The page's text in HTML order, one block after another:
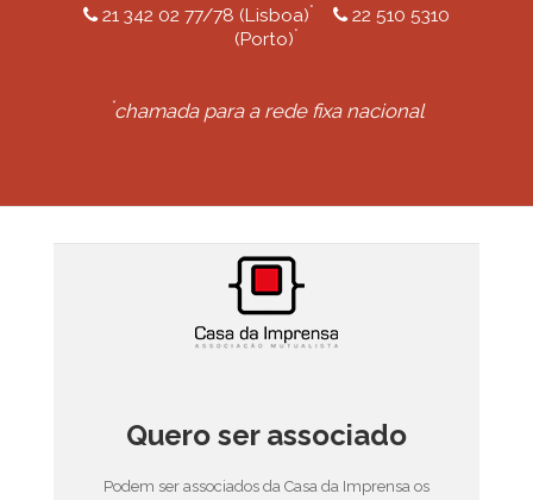
21 342 02 77/78 (Lisboa)*
22 510 5310
(Porto)*
*chamada para a rede fixa nacional
Quero ser associado
Podem ser associados da Casa da Imprensa os